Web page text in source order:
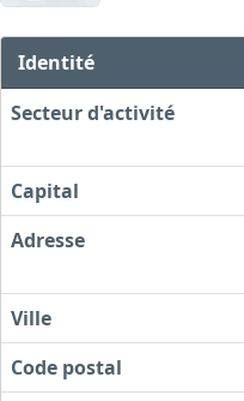
Identité
Secteur d'activité
Capital
Adresse
Ville
Code postal